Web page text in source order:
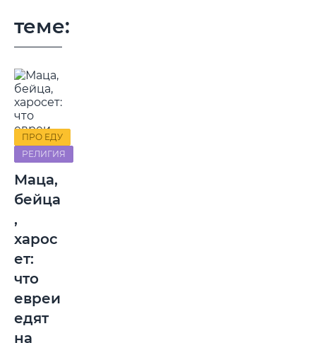
теме:
ПРО ЕДУ
РЕЛИГИЯ
Маца,
бейца
,
харос
ет:
что
евреи
едят
на